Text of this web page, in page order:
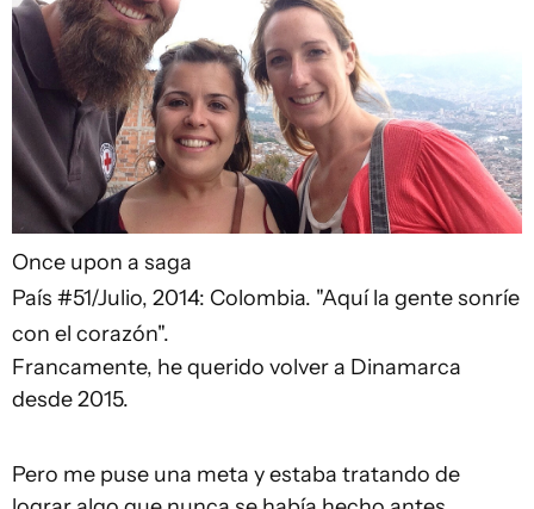
Once upon a saga
País #51/Julio, 2014: Colombia. "Aquí la gente sonríe
con el corazón".
Francamente, he querido volver a Dinamarca
desde 2015.
Pero me puse una meta y estaba tratando de